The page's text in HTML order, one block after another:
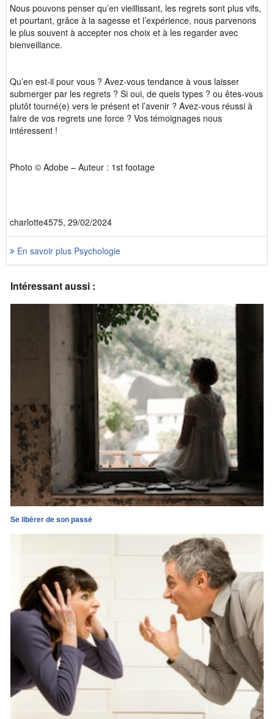
Nous pouvons penser qu’en vieillissant, les regrets sont plus vifs,
et pourtant, grâce à la sagesse et l’expérience, nous parvenons
le plus souvent à accepter nos choix et à les regarder avec
bienveillance.
Qu’en est-il pour vous ? Avez-vous tendance à vous laisser
submerger par les regrets ? Si oui, de quels types ? ou êtes-vous
plutôt tourné(e) vers le présent et l’avenir ? Avez-vous réussi à
faire de vos regrets une force ? Vos témoignages nous
intéressent !
Photo © Adobe – Auteur : 1st footage
charlotte4575, 29/02/2024
En savoir plus Psychologie
Intéressant aussi :
Se libérer de son passé